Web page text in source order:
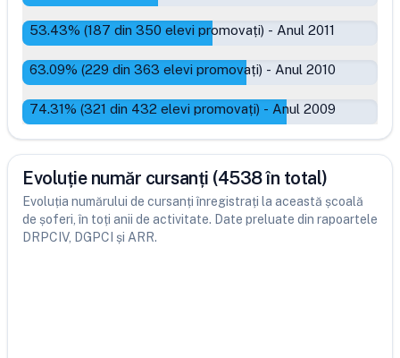
53.43% (187 din 350 elevi promovați) - Anul 2011
63.09% (229 din 363 elevi promovați) - Anul 2010
74.31% (321 din 432 elevi promovați) - Anul 2009
Evoluție număr cursanți (4538 în total)
Evoluția numărului de cursanți înregistrați la această școală
de șoferi, în toți anii de activitate. Date preluate din rapoartele
DRPCIV, DGPCI și ARR.